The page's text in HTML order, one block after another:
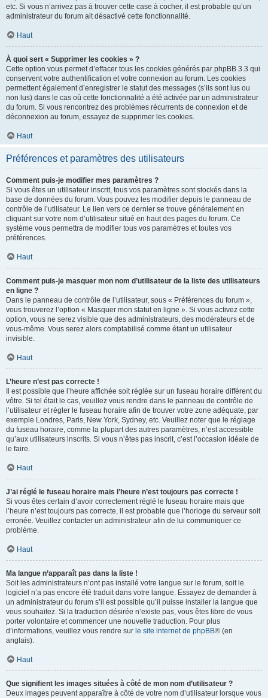
etc. Si vous n’arrivez pas à trouver cette case à cocher, il est probable qu’un
administrateur du forum ait désactivé cette fonctionnalité.
Haut
À quoi sert « Supprimer les cookies » ?
Cette option vous permet d’effacer tous les cookies générés par phpBB 3.3 qui
conservent votre authentification et votre connexion au forum. Les cookies
permettent également d’enregistrer le statut des messages (s’ils sont lus ou
non lus) dans le cas où cette fonctionnalité a été activée par un administrateur
du forum. Si vous rencontrez des problèmes récurrents de connexion et de
déconnexion au forum, essayez de supprimer les cookies.
Haut
Préférences et paramètres des utilisateurs
Comment puis-je modifier mes paramètres ?
Si vous êtes un utilisateur inscrit, tous vos paramètres sont stockés dans la
base de données du forum. Vous pouvez les modifier depuis le panneau de
contrôle de l’utilisateur. Le lien vers ce dernier se trouve généralement en
cliquant sur votre nom d’utilisateur situé en haut des pages du forum. Ce
système vous permettra de modifier tous vos paramètres et toutes vos
préférences.
Haut
Comment puis-je masquer mon nom d’utilisateur de la liste des utilisateurs
en ligne ?
Dans le panneau de contrôle de l’utilisateur, sous « Préférences du forum »,
vous trouverez l’option « Masquer mon statut en ligne ». Si vous activez cette
option, vous ne serez visible que des administrateurs, des modérateurs et de
vous-même. Vous serez alors comptabilisé comme étant un utilisateur
invisible.
Haut
L’heure n’est pas correcte !
Il est possible que l’heure affichée soit réglée sur un fuseau horaire différent du
vôtre. Si tel était le cas, veuillez vous rendre dans le panneau de contrôle de
l’utilisateur et régler le fuseau horaire afin de trouver votre zone adéquate, par
exemple Londres, Paris, New York, Sydney, etc. Veuillez noter que le réglage
du fuseau horaire, comme la plupart des autres paramètres, n’est accessible
qu’aux utilisateurs inscrits. Si vous n’êtes pas inscrit, c’est l’occasion idéale de
le faire.
Haut
J’ai réglé le fuseau horaire mais l’heure n’est toujours pas correcte !
Si vous êtes certain d’avoir correctement réglé le fuseau horaire mais que
l’heure n’est toujours pas correcte, il est probable que l’horloge du serveur soit
erronée. Veuillez contacter un administrateur afin de lui communiquer ce
problème.
Haut
Ma langue n’apparaît pas dans la liste !
Soit les administrateurs n’ont pas installé votre langue sur le forum, soit le
logiciel n’a pas encore été traduit dans votre langue. Essayez de demander à
un administrateur du forum s’il est possible qu’il puisse installer la langue que
vous souhaitez. Si la traduction désirée n’existe pas, vous êtes libre de vous
porter volontaire et commencer une nouvelle traduction. Pour plus
d’informations, veuillez vous rendre sur le site internet de phpBB® (en
anglais).
Haut
Que signifient les images situées à côté de mon nom d’utilisateur ?
Deux images peuvent apparaître à côté de votre nom d’utilisateur lorsque vous